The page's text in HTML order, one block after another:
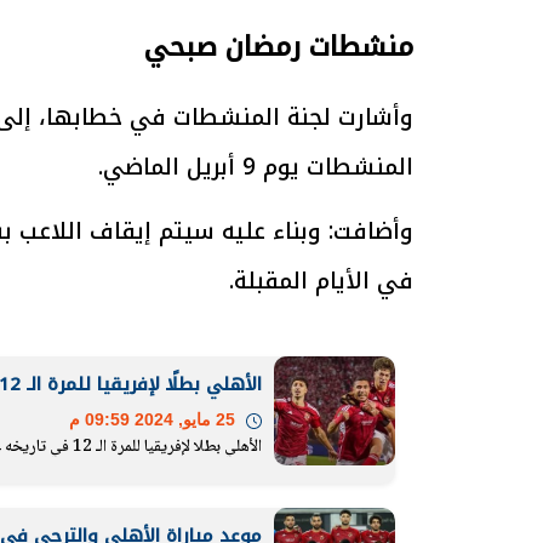
منشطات رمضان صبحي
وأشارت لجنة المنشطات في خطابها،
المنشطات يوم 9 أبريل الماضي.
وأضافت: وبناء عليه سيتم إيقاف
في الأيام المقبلة.
الأهلي بطلًا لإفريقيا للمرة الـ 12 في تاريخه على حساب الترجي التونسي
الأهلي بطلا لإفريقيا للمرة الـ 12 في تاريخه على حساب الترجي التونسي
موعد مباراة الأهلي والترجي
الرئيس السيسي: تداعيات خطيرة على
الاقتصاد العالمي وأسعار الوقود حال
استمرار الأزمة في الشرق الأوسط
رئيس
بتنفيذ